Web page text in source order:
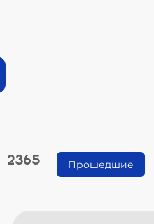
2365 Прошедшие